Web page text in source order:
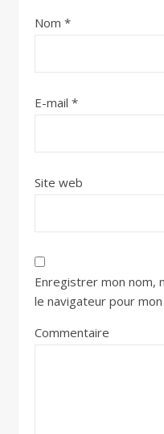
Nom *
E-mail *
Site web
Enregistrer mon nom,
le navigateur pour
Commentaire